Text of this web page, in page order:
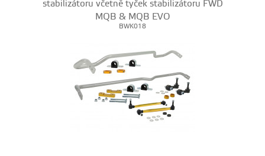
stabilizátoru včetně tyček stabilizátoru FWD
MQB & MQB EVO
BWK018